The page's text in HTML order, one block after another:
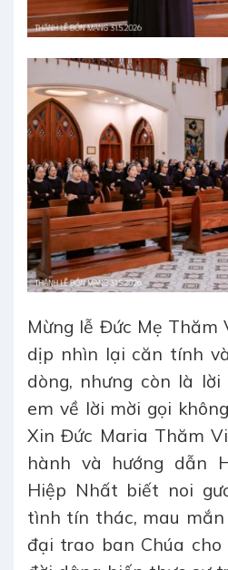
Mừng lễ Đức Mẹ Thăm
dịp nhìn lại căn tính
dòng, nhưng còn là
em về lời mời gọi
Xin Đức Maria Thăm
hành và hướng dẫn
Hiệp Nhất biết noi
tình tín thác, mau mắn
đại trao ban Chúa cho